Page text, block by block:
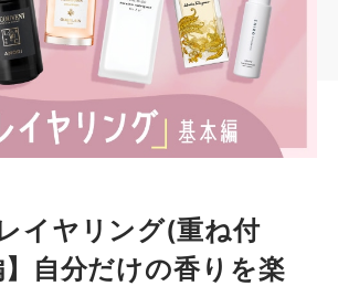
イヤリング(重ね付
自分だけの香りを楽